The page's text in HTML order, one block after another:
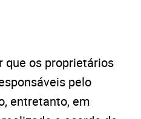
que os proprietários
pelo
entretanto, em